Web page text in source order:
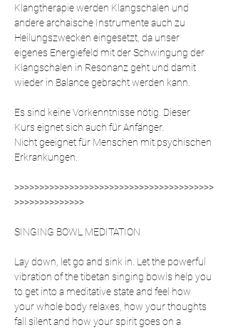
Klangtherapie werden Klangschalen und
andere archaische Instrumente auch zu
Heilungszwecken eingesetzt, da unser
eigenes Energiefeld mit der Schwingung der
Klangschalen in Resonanz geht und damit
wieder in Balance gebracht werden kann.
Es sind keine Vorkenntnisse nötig. Dieser
Kurs eignet sich auch für Anfänger.
Nicht geeignet für Menschen mit psychischen
Erkrankungen.
>>>>>>>>>>>>>>>>>>>>>>>>>>>>>>>>>>>>>>>>
>>>>>>>>>>>>>>
SINGING BOWL MEDITATION
Lay down, let go and sink in. Let the powerful
vibration of the tibetan singing bowls help you
to get into a meditative state and feel how
your whole body relaxes, how your thoughts
fall silent and how your spirit goes on a